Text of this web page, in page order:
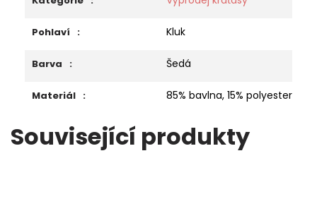
Pohlaví : Kluk
Barva : Šedá
Materiál : 85% bavlna, 15% polyester
Související produkty